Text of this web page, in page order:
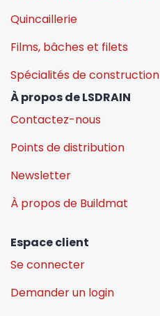
Quincaillerie
Films, bâches et filets
Spécialités de construction
À propos de LSDRAIN
Contactez-nous
Points de distribution
Newsletter
À propos de Buildmat
Espace client
Se connecter
Demander un login